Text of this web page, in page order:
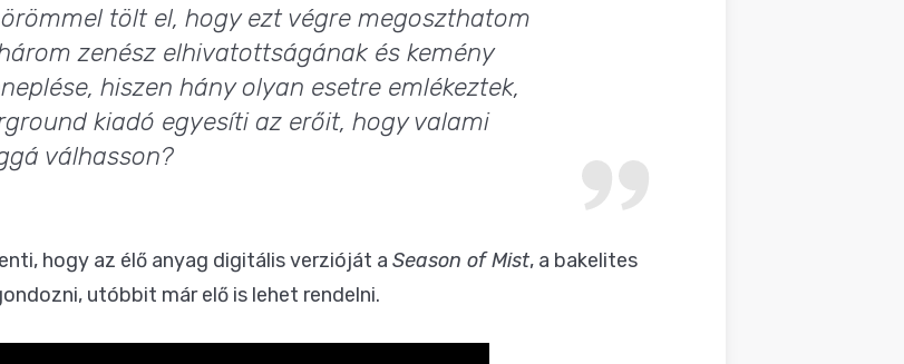
tölt el, hogy ezt végre megoszthatom
zenész elhivatottságának és kemény
hiszen hány olyan esetre emlékeztek,
kiadó egyesíti az erőit, hogy valami
válhasson?
hogy az élő anyag digitális verzióját a Season of Mist, a bakelites
utóbbit márelő is lehet rendelni.